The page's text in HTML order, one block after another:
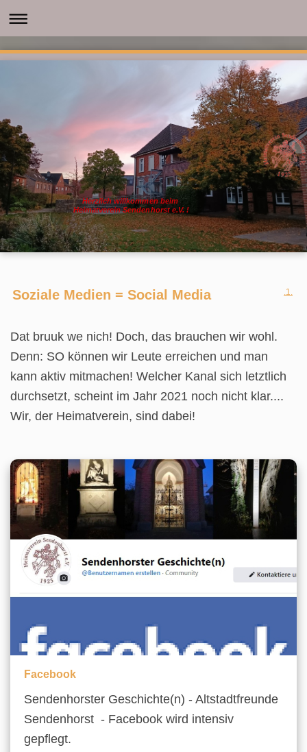
Herzlich willkommen beim
Heimatverein Sendenhorst e.V. !
Soziale Medien = Social Media .1.
Dat bruuk we nich! Doch, das brauchen wir wohl.
Denn: SO können wir Leute erreichen und man
kann aktiv mitmachen! Welcher Kanal sich letztlich
durchsetzt, scheint im Jahr 2021 noch nicht klar....
Wir, der Heimatverein, sind dabei!
Facebook
Sendenhorster Geschichte(n) - Altstadtfreunde
Sendenhorst - Facebook wird intensiv
gepflegt.